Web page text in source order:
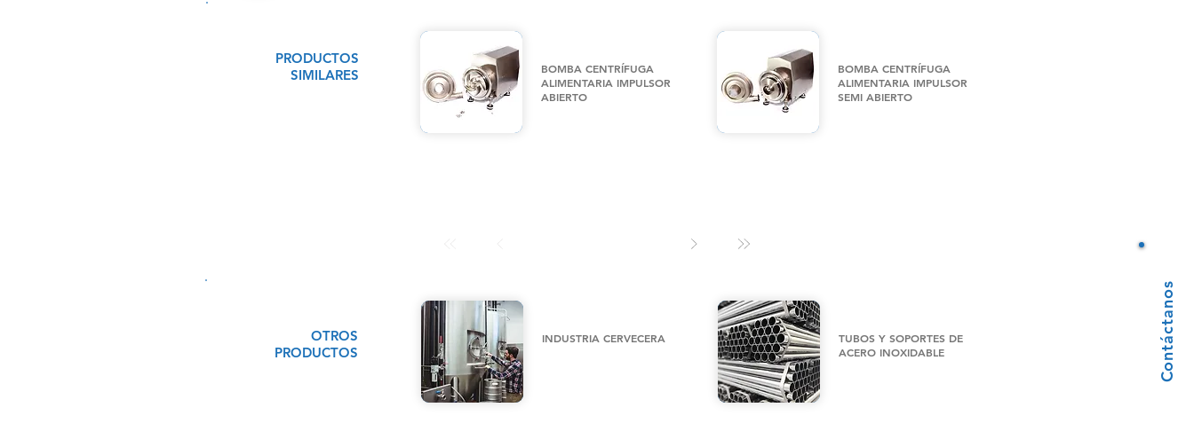
Contáctanos
PRODUCTOS
SIMILARES
BOMBA CENTRÍFUGA
ALIMENTARIA IMPULSOR
ABIERTO
BOMBA CENTRÍFUGA
ALIMENTARIA IMPULSOR
SEMI ABIERTO
OTROS
PRODUCTOS
INDUSTRIA CERVECERA
TUBOS Y SOPORTES DE
ACERO INOXIDABLE